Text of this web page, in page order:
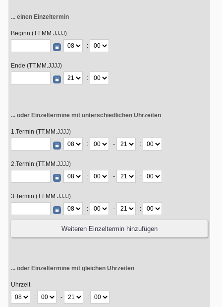
... einen Einzeltermin
Beginn (TT.MM.JJJJ)
:
Ende (TT.MM.JJJJ)
:
... oder Einzeltermine mit unterschiedlichen Uhrzeiten
1.Termin (TT.MM.JJJJ)
:
- :
2.Termin (TT.MM.JJJJ)
:
- :
3.Termin (TT.MM.JJJJ)
:
- :
... oder Einzeltermine mit gleichen Uhrzeiten
Uhrzeit
:
- :